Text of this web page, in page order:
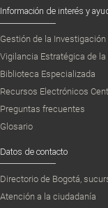
Información de interés y
Gestión de la Investigación
Vigilancia Estratégica de
Biblioteca Especializada
Recursos Electrónicos
Preguntas frecuentes
Glosario
Datos de contacto
Directorio de Bogotá,
Atención a la ciudadanía